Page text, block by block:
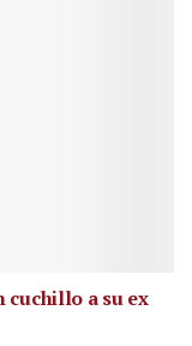
cuchillo a su ex